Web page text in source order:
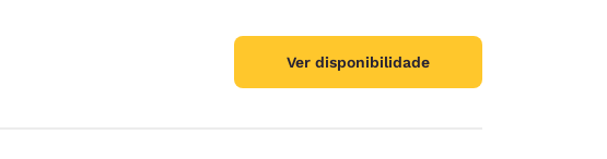
Ver disponibilidade